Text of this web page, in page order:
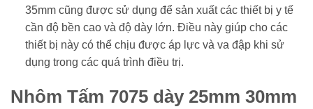
35mm cũng được sử dụng để sản xuất các thiết bị y tế
cần độ bền cao và độ dày lớn. Điều này giúp cho các
thiết bị này có thể chịu được áp lực và va đập khi sử
dụng trong các quá trình điều trị.
Nhôm Tấm 7075 dày 25mm 30mm